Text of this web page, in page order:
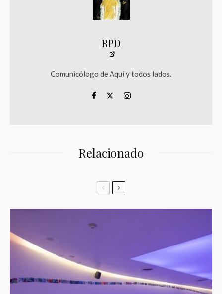
RPD
Comunicólogo de Aquí y todos lados.
Relacionado